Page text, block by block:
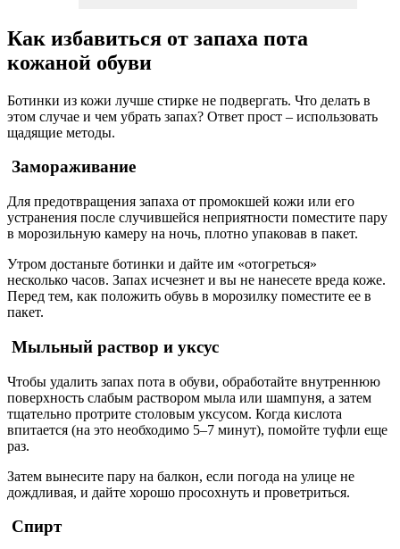
Как избавиться от запаха пота
кожаной обуви
Ботинки из кожи лучше стирке не подвергать. Что делать в
этом случае и чем убрать запах? Ответ прост – использовать
щадящие методы.
Замораживание
Для предотвращения запаха от промокшей кожи или его
устранения после случившейся неприятности поместите пару
в морозильную камеру на ночь, плотно упаковав в пакет.
Утром достаньте ботинки и дайте им «отогреться»
несколько часов. Запах исчезнет и вы не нанесете вреда коже.
Перед тем, как положить обувь в морозилку поместите ее в
пакет.
Мыльный раствор и уксус
Чтобы удалить запах пота в обуви, обработайте внутреннюю
поверхность слабым раствором мыла или шампуня, а затем
тщательно протрите столовым уксусом. Когда кислота
впитается (на это необходимо 5–7 минут), помойте туфли еще
раз.
Затем вынесите пару на балкон, если погода на улице не
дождливая, и дайте хорошо просохнуть и проветриться.
Спирт